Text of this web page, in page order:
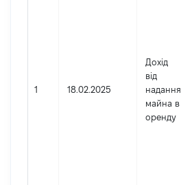
1 18.02.2025
Дохід
від
надання
майна в
оренду